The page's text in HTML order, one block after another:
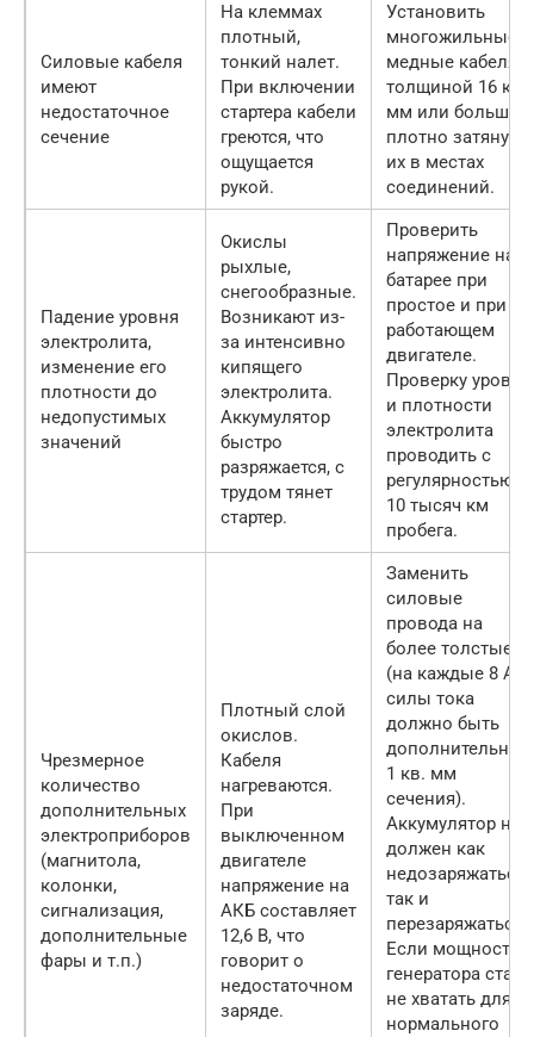
Силовые кабеля
имеют
недостаточное
сечение
На клеммах
плотный,
тонкий налет.
При включении
стартера кабели
греются, что
ощущается
рукой.
Установить
многожильные
медные кабеля
толщиной 16 кв.
мм или больше,
плотно затянуть
их в местах
соединений.
Падение уровня
электролита,
изменение его
плотности до
недопустимых
значений
Окислы
рыхлые,
снегообразные.
Возникают из-
за интенсивно
кипящего
электролита.
Аккумулятор
быстро
разряжается, с
трудом тянет
стартер.
Проверить
напряжение на
батарее при
простое и при
работающем
двигателе.
Проверку уровня
и плотности
электролита
проводить с
регулярностью
10 тысяч км
пробега.
Чрезмерное
количество
дополнительных
электроприборов
(магнитола,
колонки,
сигнализация,
дополнительные
фары и т.п.)
Плотный слой
окислов.
Кабеля
нагреваются.
При
выключенном
двигателе
напряжение на
АКБ составляет
12,6 В, что
говорит о
недостаточном
заряде.
Заменить
силовые
провода на
более толстые
(на каждые 8 А
силы тока
должно быть
дополнительный
1 кв. мм
сечения).
Аккумулятор не
должен как
недозаряжаться,
так и
перезаряжаться.
Если мощности
генератора стало
не хватать для
нормального